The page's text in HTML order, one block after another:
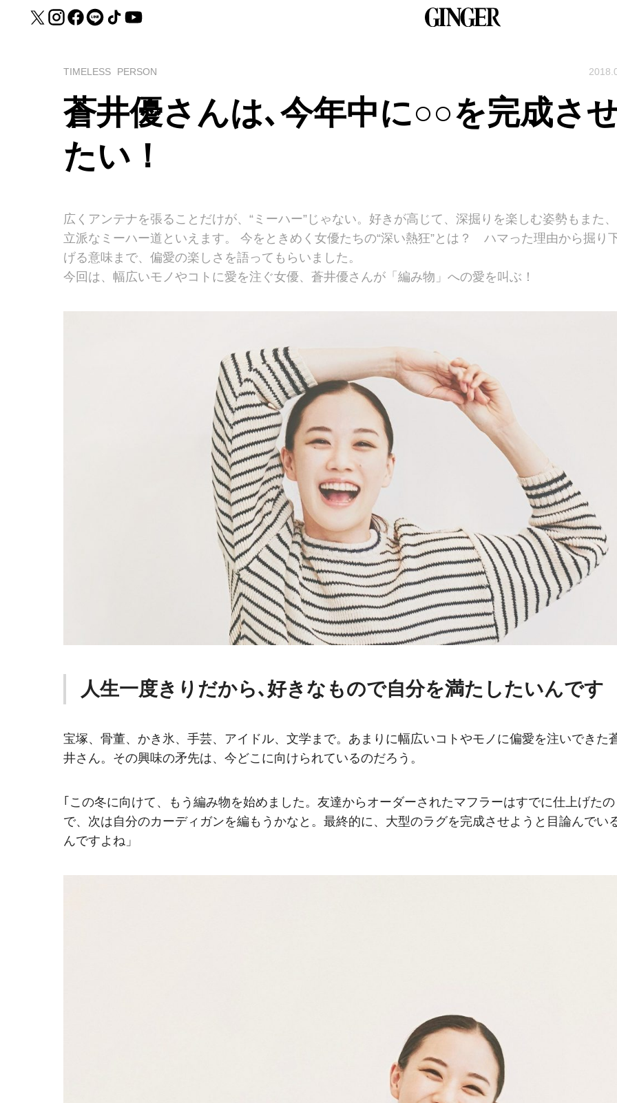
TIMELESS PERSON
蒼井優さんは､今年中に○○を完成さ
たい！
広くアンテナを張ることだけが、“ミーハー”じゃない。好きが高じて、深掘りを楽しむ姿勢もまた、
立派なミーハー道といえます。 今をときめく女優たちの“深い熱狂”とは？ ハマった理由から掘り
げる意味まで、偏愛の楽しさを語ってもらいました。
今回は、幅広いモノやコトに愛を注ぐ女優、蒼井優さんが「編み物」への愛を叫ぶ！
人生一度きりだから､好きなもので自分を満たしたいんです
宝塚、骨董、かき氷、手芸、アイドル、文学まで。あまりに幅広いコトやモノに偏愛を注いできた
井さん。その興味の矛先は、今どこに向けられているのだろう。
｢この冬に向けて、もう編み物を始めました。友達からオーダーされたマフラーはすでに仕上げたの
で、次は自分のカーディガンを編もうかなと。最終的に、大型のラグを完成させようと目論んでい
んですよね」